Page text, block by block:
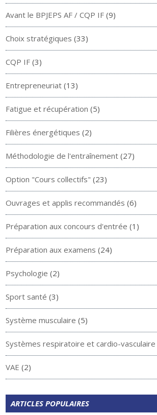
Avant le BPJEPS AF / CQP IF (9)
Choix stratégiques (33)
CQP IF (3)
Entrepreneuriat (13)
Fatigue et récupération (5)
Filières énergétiques (2)
Méthodologie de l'entraînement (27)
Option "Cours collectifs" (23)
Ouvrages et applis recommandés (6)
Préparation aux concours d'entrée (1)
Préparation aux examens (24)
Psychologie (2)
Sport santé (3)
Système musculaire (5)
Systèmes respiratoire et cardio-vasculaire
VAE (2)
ARTICLES POPULAIRES